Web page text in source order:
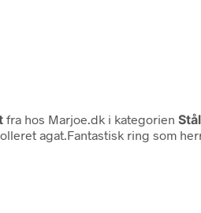
fra hos Marjoe.dk i kategorien
agat.Fantastisk ring som